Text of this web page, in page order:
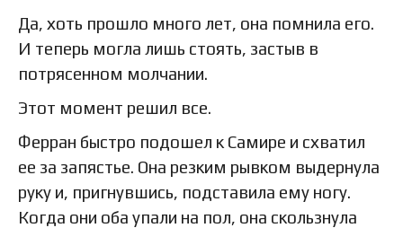
Да, хоть прошло много лет, она помнила его.
И теперь могла лишь стоять, застыв в
потрясенном молчании.
Этот момент решил все.
Ферран быстро подошел к Самире и схватил
ее за запястье. Она резким рывком выдернула
руку и, пригнувшись, подставила ему ногу.
Когда они оба упали на пол, она скользнула